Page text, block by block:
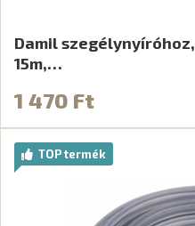
Damil
15m,…
1 470 Ft
TOP termék